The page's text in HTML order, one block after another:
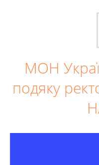
МОН
подяку